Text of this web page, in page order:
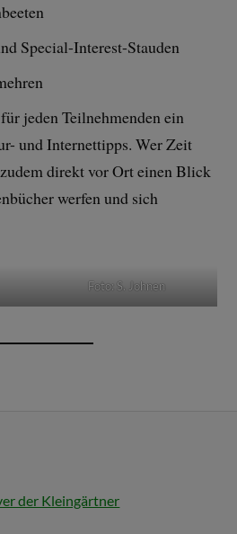
Special-Interest-Stauden
jeden Teilnehmenden ein
und Internettipps. Wer Zeit
direkt vor Ort einen Blick
werfen und sich
Foto: S. Johnen
der Kleingärtner